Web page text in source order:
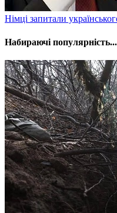
​Німці запитали
Набираючі популярність...